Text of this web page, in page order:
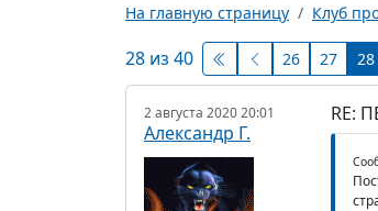
На главную страницу Клуб
28 из 40 26 27 28
2 августа 2020 20:01
Александр Г.
RE: